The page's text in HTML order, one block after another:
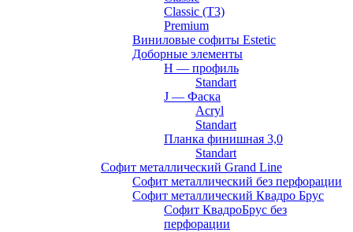
Classic (T3)
Premium
Виниловые софиты Estetic
Доборные элементы
H — профиль
Standart
J — Фаска
Acryl
Standart
Планка финишная 3,0
Standart
Софит металлический Grand Line
Софит металлический без перфорации
Софит металлический Квадро Брус
Софит КвадроБрус без
перфорации